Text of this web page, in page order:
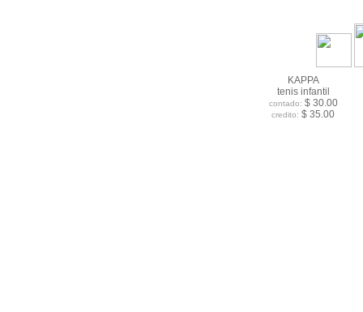
KAPPA
tenis infantil
contado: $ 30.00
credito: $ 35.00